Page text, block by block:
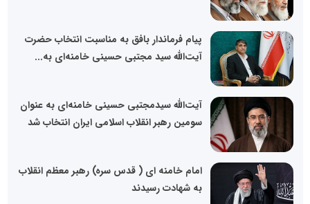
پیام فرماندار بافق به مناسبت انتخاب حضرت
آیت‌الله سید مجتبی حسینی خامنه‌ای به...
آیت‌الله سیدمجتبی حسینی خامنه‌ای به عنوان
سومین رهبر انقلاب اسلامی ایران انتخاب شد
امام خامنه ای ( قدس سره) رهبر معظم انقلاب
به شهادت رسیدند